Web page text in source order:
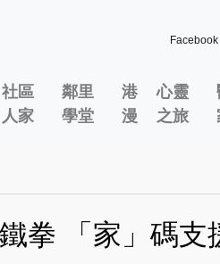
Facebook
社區
人家
鄰里
學堂
港
漫
心靈
之旅
拳 「家」碼支